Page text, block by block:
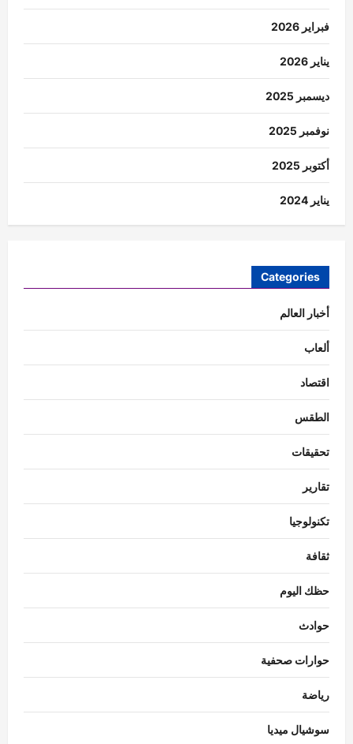
فبراير 2026
يناير 2026
ديسمبر 2025
نوفمبر 2025
أكتوبر 2025
يناير 2024
Categories
أخبار العالم
ألعاب
اقتصاد
الطقس
تحقيقات
تقارير
تكنولوجيا
ثقافة
حظك اليوم
حوادث
حوارات صحفية
رياضة
سوشيال ميديا